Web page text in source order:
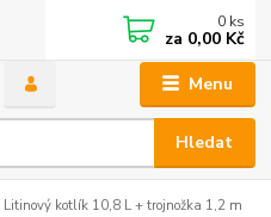
Menu
Hledat
0 ks
za 0,00 Kč
Litinový kotlík 10,8 L + trojnožka 1,2 m